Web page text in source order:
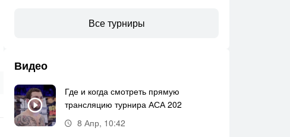
Все турниры
Видео
Где и когда смотреть прямую
трансляцию турнира АСА 202
8 Апр, 10:42